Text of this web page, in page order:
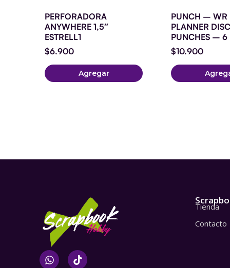
PERFORADORA
ANYWHERE 1,5″
ESTRELL1
$6.900
Agregar
PUNCH –
PLANNER DISC
PUNCHES – 6
$10.900
W
h
T
i
Tienda
Contacto